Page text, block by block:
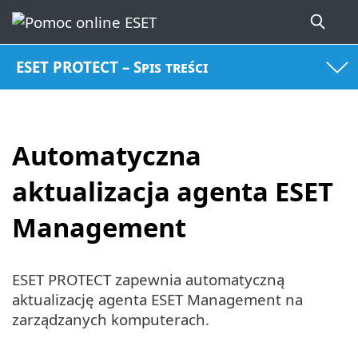
ESET PROTECT – Spis treści
Automatyczna
aktualizacja agenta ESET
Management
ESET PROTECT zapewnia automatyczną
aktualizację agenta ESET Management na
zarządzanych komputerach.